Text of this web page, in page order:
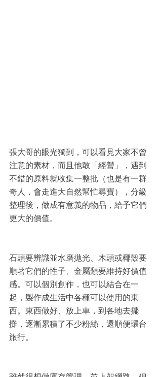
張大哥的眼光獨到，可以看見大家不曾
注意的素材，而且他敢「經營」，遇到
不錯的原料就收集一整批（也是有一群
奇人，會走進大自然幫忙尋寶），分級
整理後，做成有意義的物品，給予它們
更大的價值。
石頭要辨識並水磨拋光、木頭或椰殼要
順著它們的性子、金屬類要維持好價值
感。可以個別創作，也可以結合在一
起，製作成生活中各種可以使用的東
西。東西做好、放上車，到各地去擺
攤，逐漸累積了不少粉絲，還順便環台
旅行。